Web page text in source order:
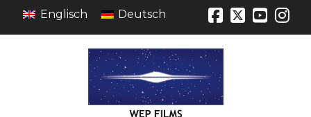
Englisch Deutsch
Facebook
X